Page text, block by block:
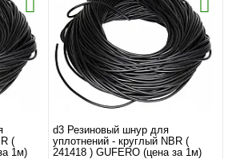
(
1м)
d3 Резиновый шнур для
уплотнений - круглый NBR (
241418 ) GUFERO (цена за 1м)